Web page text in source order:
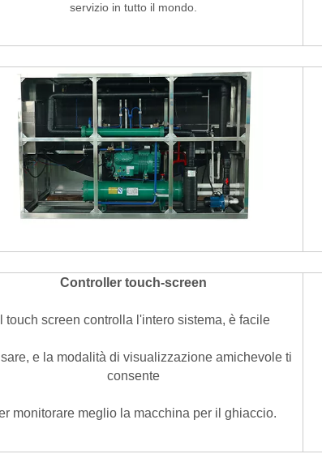
servizio in tutto il mondo.
Controller touch-screen
Il touch screen controlla l'intero sistema, è facile
e la modalità di visualizzazione amichevole ti
consente
monitorare meglio la macchina per il ghiaccio.